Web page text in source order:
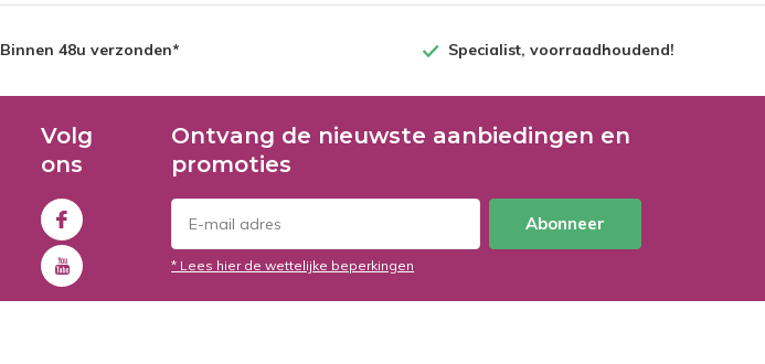
Binnen 48u verzonden* Specialist, voorraadhoudend!
Volg
ons
Ontvang de nieuwste aanbiedingen en
promoties
Abonneer
* Lees hier de wettelijke beperkingen